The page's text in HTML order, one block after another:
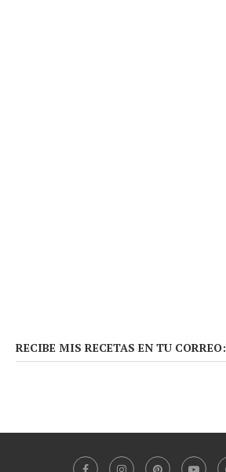
RECIBE MIS RECETAS EN TU CORREO: